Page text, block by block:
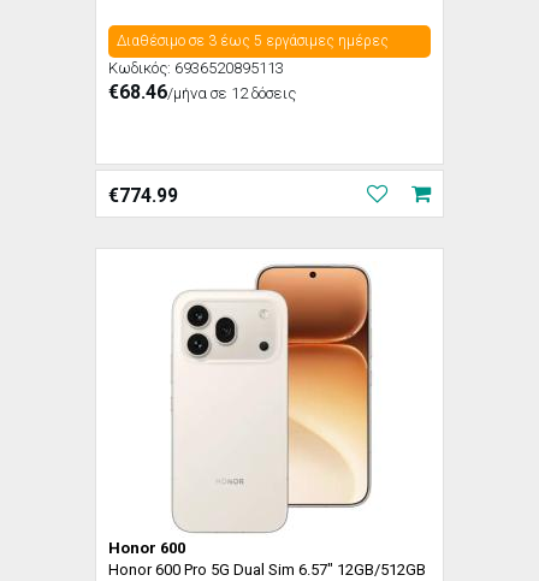
Διαθέσιμο σε 3 έως 5 εργάσιμες ημέρες
Κωδικός: 6936520895113
€68.46/μήνα σε 12 δόσεις
€774.99
Honor 600
Honor 600 Pro 5G Dual Sim 6.57" 12GB/512GB